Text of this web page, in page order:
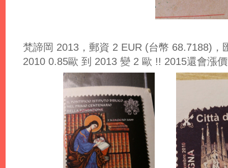
梵諦岡 2013，郵資 2 EUR (台幣 68.7188)，
2010 0.85歐 到 2013 變 2 歐 !! 2015還會漲